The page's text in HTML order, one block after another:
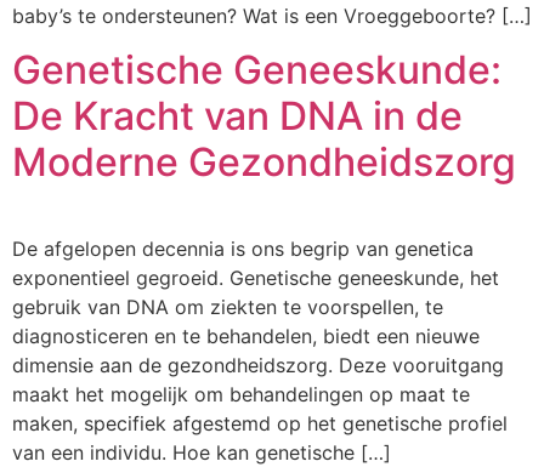
baby’s te ondersteunen? Wat is een Vroeggeboorte? […]
Genetische Geneeskunde:
De Kracht van DNA in de
Moderne Gezondheidszorg
De afgelopen decennia is ons begrip van genetica
exponentieel gegroeid. Genetische geneeskunde, het
gebruik van DNA om ziekten te voorspellen, te
diagnosticeren en te behandelen, biedt een nieuwe
dimensie aan de gezondheidszorg. Deze vooruitgang
maakt het mogelijk om behandelingen op maat te
maken, specifiek afgestemd op het genetische profiel
van een individu. Hoe kan genetische […]